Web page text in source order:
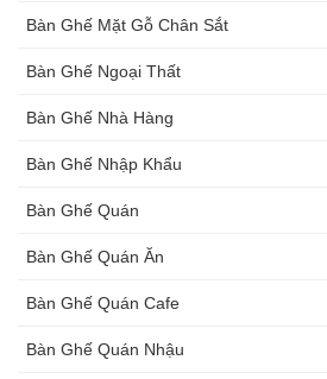
trắng
Bàn Ghế Mặt Gỗ Chân Sắt
Bàn Ghế Ngoại Thất
Bàn Ghế Nhà Hàng
Bàn Ghế Nhập Khẩu
Bàn Ghế Quán
Bàn Ghế Quán Ăn
Bàn Ghế Quán Cafe
Bàn Ghế Quán Nhậu